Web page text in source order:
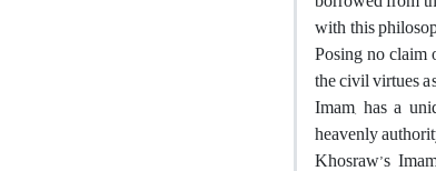
with this
Posing no claim
the civil virtues
Imam, has a
heavenly
Khosraw’s